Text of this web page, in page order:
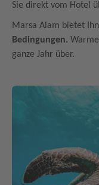
Sie direkt vom Hotel
Marsa Alam bietet
Bedingungen.
ganze Jahr über.